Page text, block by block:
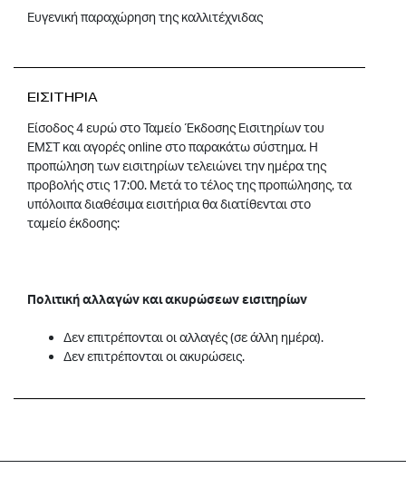
Ευγενική παραχώρηση της καλλιτέχνιδας
ΕΙΣΙΤΗΡΙΑ
Είσοδος 4 ευρώ στο Ταμείο Έκδοσης Εισιτηρίων του
ΕΜΣΤ και αγορές online στο παρακάτω σύστημα. Η
προπώληση των εισιτηρίων τελειώνει την ημέρα της
προβολής στις 17:00. Μετά το τέλος της προπώλησης, τα
υπόλοιπα διαθέσιμα εισιτήρια θα διατίθενται στο
ταμείο έκδοσης:
Πολιτική αλλαγών και ακυρώσεων εισιτηρίων
Δεν επιτρέπονται οι αλλαγές (σε άλλη ημέρα).
Δεν επιτρέπονται οι ακυρώσεις.